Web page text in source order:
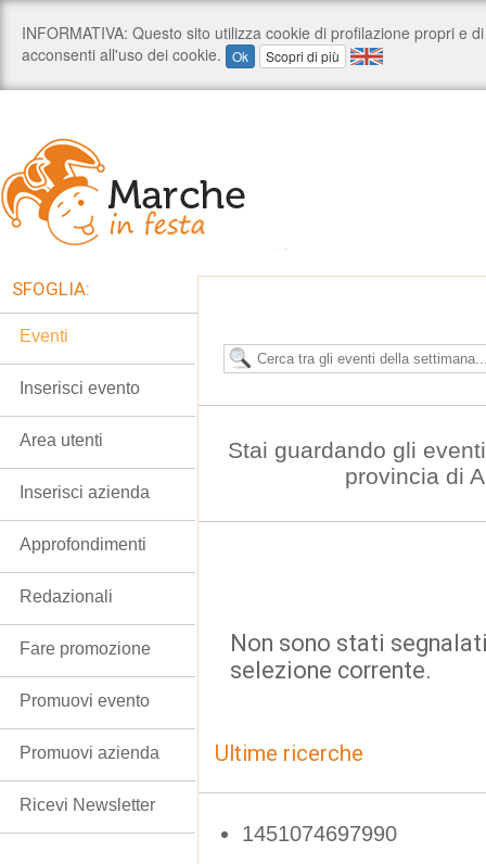
Stai guardando gli
provincia di
Non sono stati
selezione corrente.
Ultime ricerche
1451074697990
SFOGLIA:
Eventi
Inserisci evento
Area utenti
Inserisci azienda
Approfondimenti
Redazionali
Fare promozione
Promuovi evento
Promuovi azienda
Ricevi Newsletter